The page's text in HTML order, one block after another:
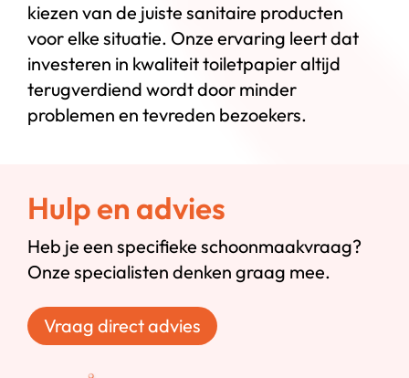
kiezen van de juiste sanitaire producten
voor elke situatie. Onze ervaring leert dat
investeren in kwaliteit toiletpapier altijd
terugverdiend wordt door minder
problemen en tevreden bezoekers.
Hulp en advies
Heb je een specifieke schoonmaakvraag?
Onze specialisten denken graag mee.
Vraag direct advies